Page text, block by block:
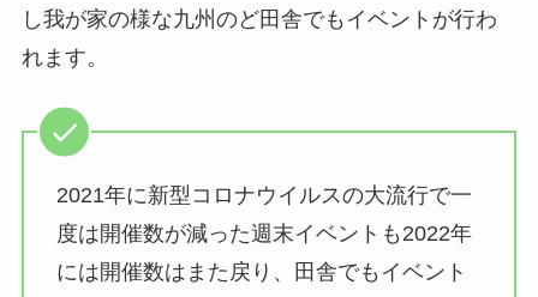
し我が家の様な九州のど田舎でもイベントが行わ
れます。
2021年に新型コロナウイルスの大流行で一
度は開催数が減った週末イベントも2022年
には開催数はまた戻り、田舎でもイベント